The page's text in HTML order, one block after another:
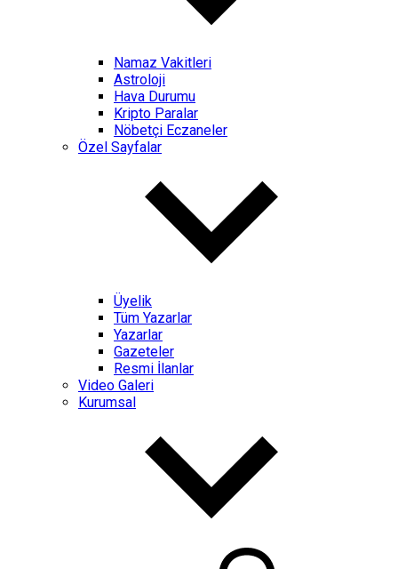
Namaz Vakitleri
Astroloji
Hava Durumu
Kripto Paralar
Nöbetçi Eczaneler
Özel Sayfalar
Üyelik
Tüm Yazarlar
Yazarlar
Gazeteler
Resmi İlanlar
Video Galeri
Kurumsal